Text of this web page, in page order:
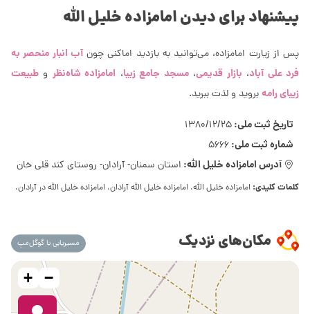
پیشنهاد برای دیدن امامزاده خلیل الله
پس از زیارت امامزاده، می‌توانید به بازدید اماکنی چونآب انبار منحصر به
فرد علی آباد، بازار قدیمی،مسجد جامع زیبا، امامزاده شاه‌نظر و طبیعت
زیبای رامهبروید و لذت ببرید.
تاریخ ثبت ملی:1380/12/25
شماره ثبت ملی:5666
آدرس امامزاده خلیل الله: استان سمنان- آرادان- روستای کند قلی خان
کلمات کلیدی: امامزاده خلیل الله، امامزاده خلیل الله آرادان، امامزاده خلیل الله در آرادان،
مکان‌های نزدیک مسیریابی با گوگل‌مپ
+ −